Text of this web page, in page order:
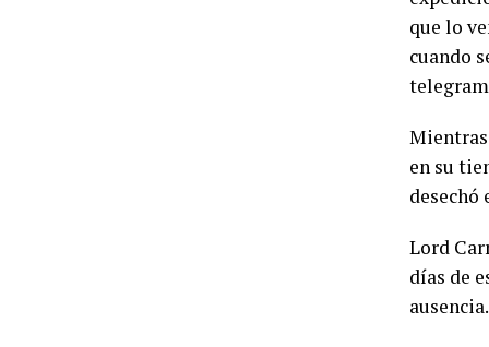
que lo
cuando
en su
desechó
Lord
días de
ausencia.